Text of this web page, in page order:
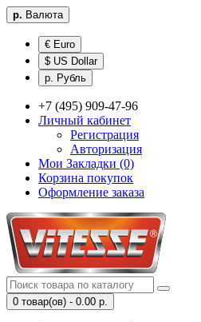
р. Валюта
€ Euro
$ US Dollar
р. Рубль
+7 (495) 909-47-96
Личный кабинет
Регистрация
Авторизация
Мои Закладки (0)
Корзина покупок
Оформление заказа
0 товар(ов) - 0.00 р.